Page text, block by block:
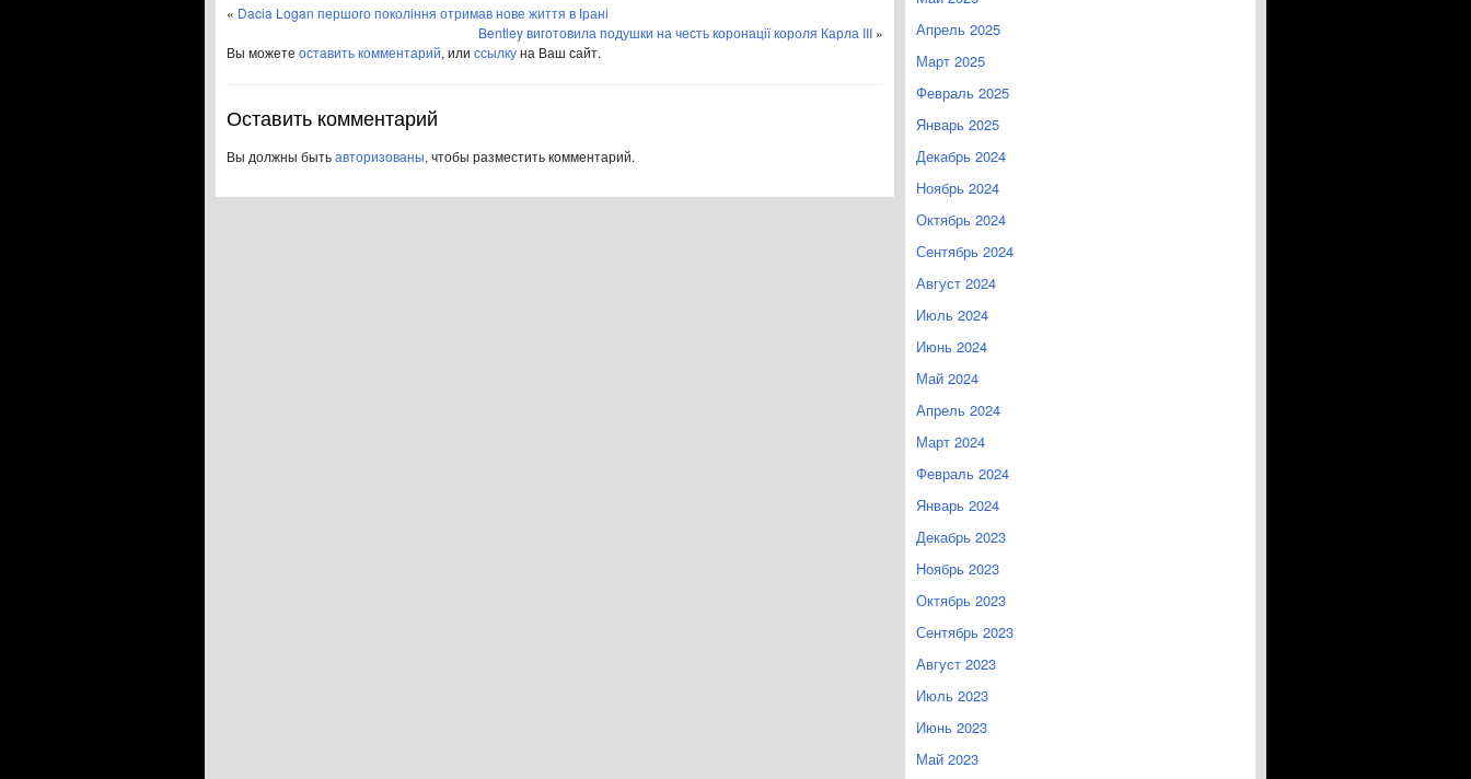
« Dacia Logan першого покоління отримав нове життя в Ірані
Bentley виготовила подушки на честь коронації короля Карла III »
Вы можете оставить комментарий, или ссылкуна Ваш сайт.
Оставить комментарий
Вы должны бытьавторизованы, чтобы разместить комментарий.
Апрель 2025
Март 2025
Февраль 2025
Январь 2025
Декабрь 2024
Ноябрь 2024
Октябрь 2024
Сентябрь 2024
Август 2024
Июль 2024
Июнь 2024
Май 2024
Апрель 2024
Март 2024
Февраль 2024
Январь 2024
Декабрь 2023
Ноябрь 2023
Октябрь 2023
Сентябрь 2023
Август 2023
Июль 2023
Июнь 2023
Май 2023